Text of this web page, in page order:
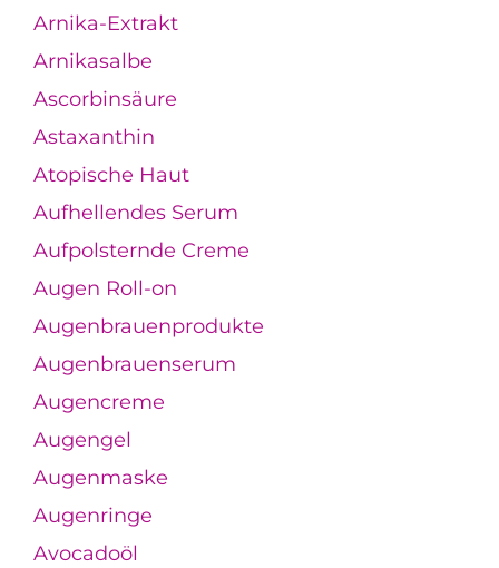
Arnika-Extrakt
Arnikasalbe
Ascorbinsäure
Astaxanthin
Atopische Haut
Aufhellendes Serum
Aufpolsternde Creme
Augen Roll-on
Augenbrauenprodukte
Augenbrauenserum
Augencreme
Augengel
Augenmaske
Augenringe
Avocadoöl